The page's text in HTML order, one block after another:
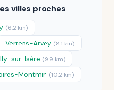
villes proches
(6.2 km)
Verrens-Arvey (8.1 km)
sur-Isère (9.9 km)
Montmin (10.2 km)